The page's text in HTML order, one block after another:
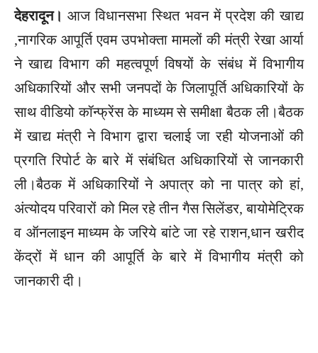
देहरादून। आज विधानसभा स्थित भवन में प्रदेश की खाद्य
,नागरिक आपूर्ति एवम उपभोक्ता मामलों की मंत्री रेखा आर्या
ने खाद्य विभाग की महत्वपूर्ण विषयों के संबंध में विभागीय
अधिकारियों और सभी जनपदों के जिलापूर्ति अधिकारियों के
साथ वीडियो कॉन्फ्रेंस के माध्यम से समीक्षा बैठक ली।बैठक
में खाद्य मंत्री ने विभाग द्वारा चलाई जा रही योजनाओं की
प्रगति रिपोर्ट के बारे में संबंधित अधिकारियों से जानकारी
ली।बैठक में अधिकारियों ने अपात्र को ना पात्र को हां,
अंत्योदय परिवारों को मिल रहे तीन गैस सिलेंडर, बायोमेट्रिक
व ऑनलाइन माध्यम के जरिये बांटे जा रहे राशन,धान खरीद
केंद्रों में धान की आपूर्ति के बारे में विभागीय मंत्री को
जानकारी दी।